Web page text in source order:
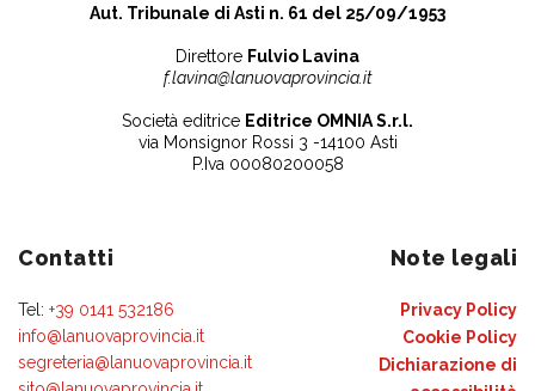
Aut. Tribunale di Asti n. 61 del 25/09/1953
Direttore Fulvio Lavina
f.lavina@lanuovaprovincia.it
Società editrice Editrice OMNIA S.r.l.
via Monsignor Rossi 3 -14100 Asti
P.Iva 00080200058
Contatti
Tel: +39 0141 532186
info@lanuovaprovincia.it
segreteria@lanuovaprovincia.it
Note legali
Privacy Policy
Cookie Policy
Dichiarazione di